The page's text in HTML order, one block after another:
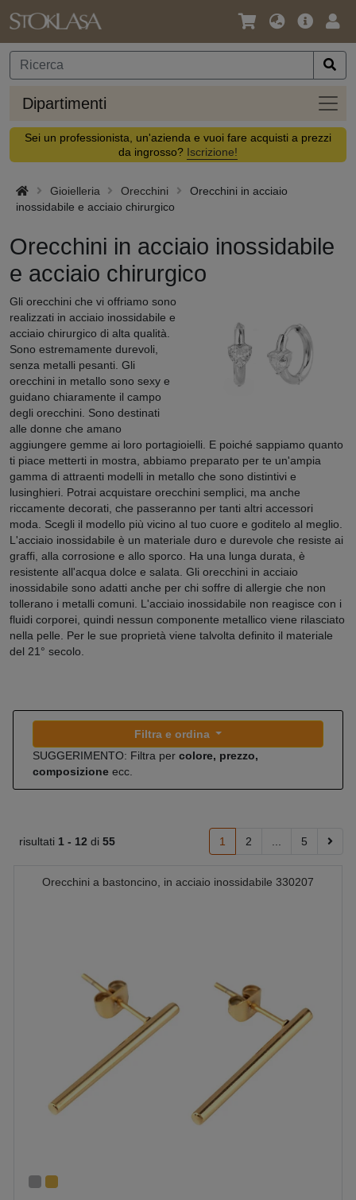
Lingua
Valuta
Offerta
Dipartimenti
Sei un professionista, un'azienda e vuoi fare acquisti a prezzi
da ingrosso? Iscrizione!
Gioielleria Orecchini
Orecchini in acciaio
inossidabile e acciaio chirurgico
Orecchini in acciaio inossidabile
e acciaio chirurgico
Gli orecchini che vi offriamo sono
realizzati in acciaio inossidabile e
acciaio chirurgico di alta qualità.
Sono estremamente durevoli,
senza metalli pesanti. Gli
orecchini in metallo sono sexy e
guidano chiaramente il campo
degli orecchini. Sono destinati
alle donne che amano
aggiungere gemme ai loro portagioielli. E poiché sappiamo quanto
ti piace metterti in mostra, abbiamo preparato per te un'ampia
gamma di attraenti modelli in metallo che sono distintivi e
lusinghieri. Potrai acquistare orecchini semplici, ma anche
riccamente decorati, che passeranno per tanti altri accessori
moda. Scegli il modello più vicino al tuo cuore e goditelo al meglio.
L'acciaio inossidabile è un materiale duro e durevole che resiste ai
graffi, alla corrosione e allo sporco. Ha una lunga durata, è
resistente all'acqua dolce e salata. Gli orecchini in acciaio
inossidabile sono adatti anche per chi soffre di allergie che non
tollerano i metalli comuni. L'acciaio inossidabile non reagisce con i
fluidi corporei, quindi nessun componente metallico viene rilasciato
nella pelle. Per le sue proprietà viene talvolta definito il materiale
del 21° secolo.
Filtra e ordina
SUGGERIMENTO: Filtra per colore, prezzo,
composizione ecc.
risultati 1 - 12 di 55 1 2 5
Orecchini a bastoncino, in acciaio inossidabile 330207